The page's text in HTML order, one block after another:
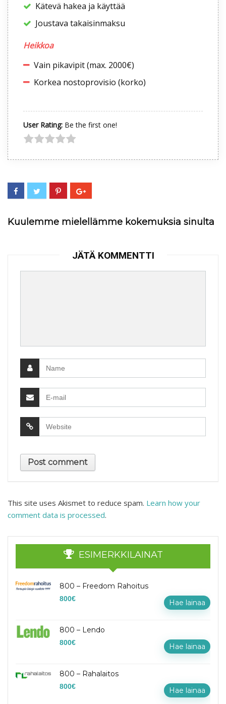
Kätevä hakea ja käyttää
Joustava takaisinmaksu
Heikkoa
Vain pikavipit (max. 2000€)
Korkea nostoprovisio (korko)
User Rating: Be the first one!
Kuulemme mielellämme kokemuksia sinulta
JÄTÄ KOMMENTTI
This site uses Akismet to reduce spam. Learn how your
comment data is processed.
ESIMERKKILAINAT
800 – Freedom Rahoitus
800€ Hae lainaa
800 – Lendo
800€ Hae lainaa
800 – Rahalaitos
800€ Hae lainaa